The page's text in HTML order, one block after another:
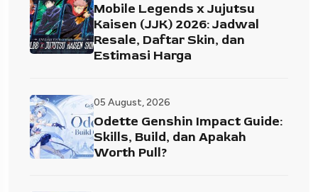
Mobile Legends x Jujutsu
Kaisen (JJK) 2026: Jadwal
Resale, Daftar Skin, dan
Estimasi Harga
05 August, 2026
Odette Genshin Impact Guide:
Skills, Build, dan Apakah
Worth Pull?